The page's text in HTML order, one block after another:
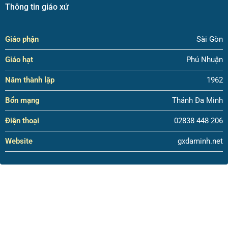
Thông tin giáo xứ
Giáo phận Sài Gòn
Giáo hạt Phú Nhuận
Năm thành lập 1962
Bổn mạng Thánh Đa Minh
Điện thoại 02838 448 206
Website gxdaminh.net